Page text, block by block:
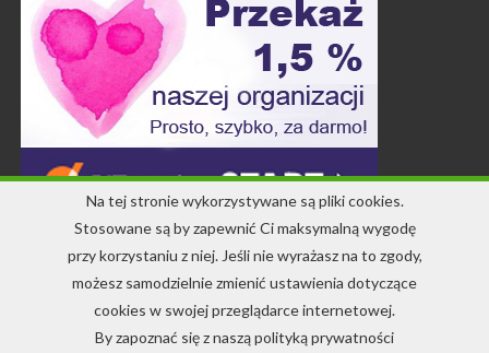
Kontakt
Na tej stronie wykorzystywane są pliki cookies.
Stosowane są by zapewnić Ci maksymalną wygodę
przy korzystaniu z niej. Jeśli nie wyrażasz na to zgody,
możesz samodzielnie zmienić ustawienia dotyczące
cookies w swojej przeglądarce internetowej.
By zapoznać się z naszą polityką prywatności